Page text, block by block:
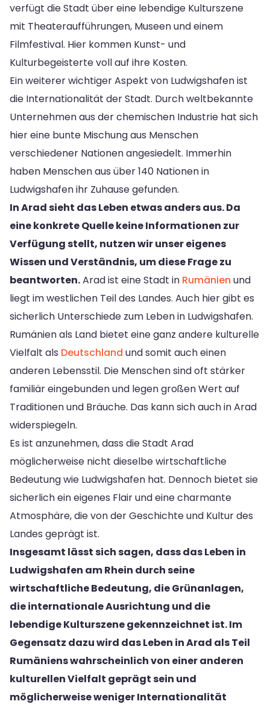
verfügt die Stadt über eine lebendige Kulturszene
mit Theateraufführungen, Museen und einem
Filmfestival. Hier kommen Kunst- und
Kulturbegeisterte voll auf ihre Kosten.
Ein weiterer wichtiger Aspekt von Ludwigshafen ist
die Internationalität der Stadt. Durch weltbekannte
Unternehmen aus der chemischen Industrie hat sich
hier eine bunte Mischung aus Menschen
verschiedener Nationen angesiedelt. Immerhin
haben Menschen aus über 140 Nationen in
Ludwigshafen ihr Zuhause gefunden.
In Arad sieht das Leben etwas anders aus. Da
eine konkrete Quelle keine Informationen zur
Verfügung stellt, nutzen wir unser eigenes
Wissen und Verständnis, um diese Frage zu
beantworten.Arad ist eine Stadt in Rumänien und
liegt im westlichen Teil des Landes. Auch hier gibt es
sicherlich Unterschiede zum Leben in Ludwigshafen.
Rumänien als Land bietet eine ganz andere kulturelle
Vielfalt als Deutschland und somit auch einen
anderen Lebensstil. Die Menschen sind oft stärker
familiär eingebunden und legen großen Wert auf
Traditionen und Bräuche. Das kann sich auch in Arad
widerspiegeln.
Es ist anzunehmen, dass die Stadt Arad
möglicherweise nicht dieselbe wirtschaftliche
Bedeutung wie Ludwigshafen hat. Dennoch bietet sie
sicherlich ein eigenes Flair und eine charmante
Atmosphäre, die von der Geschichte und Kultur des
Landes geprägt ist.
Insgesamt lässt sich sagen, dass das Leben in
Ludwigshafen am Rhein durch seine
wirtschaftliche Bedeutung, die Grünanlagen,
die internationale Ausrichtung und die
lebendige Kulturszene gekennzeichnet ist. Im
Gegensatz dazu wird das Leben in Arad als Teil
Rumäniens wahrscheinlich von einer anderen
kulturellen Vielfalt geprägt sein und
möglicherweise weniger Internationalität